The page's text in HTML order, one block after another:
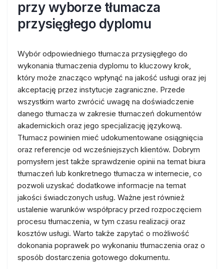
przy wyborze tłumacza
przysięgłego dyplomu
Wybór odpowiedniego tłumacza przysięgłego do
wykonania tłumaczenia dyplomu to kluczowy krok,
który może znacząco wpłynąć na jakość usługi oraz jej
akceptację przez instytucje zagraniczne. Przede
wszystkim warto zwrócić uwagę na doświadczenie
danego tłumacza w zakresie tłumaczeń dokumentów
akademickich oraz jego specjalizację językową.
Tłumacz powinien mieć udokumentowane osiągnięcia
oraz referencje od wcześniejszych klientów. Dobrym
pomysłem jest także sprawdzenie opinii na temat biura
tłumaczeń lub konkretnego tłumacza w internecie, co
pozwoli uzyskać dodatkowe informacje na temat
jakości świadczonych usług. Ważne jest również
ustalenie warunków współpracy przed rozpoczęciem
procesu tłumaczenia, w tym czasu realizacji oraz
kosztów usługi. Warto także zapytać o możliwość
dokonania poprawek po wykonaniu tłumaczenia oraz o
sposób dostarczenia gotowego dokumentu.